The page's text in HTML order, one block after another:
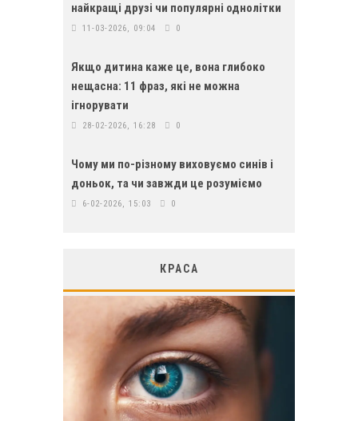
найкращі друзі чи популярні однолітки
11-03-2026, 09:04 0
Якщо дитина каже це, вона глибоко
нещасна: 11 фраз, які не можна
ігнорувати
28-02-2026, 16:28 0
Чому ми по-різному виховуємо синів і
доньок, та чи завжди це розуміємо
6-02-2026, 15:03 0
КРАСА